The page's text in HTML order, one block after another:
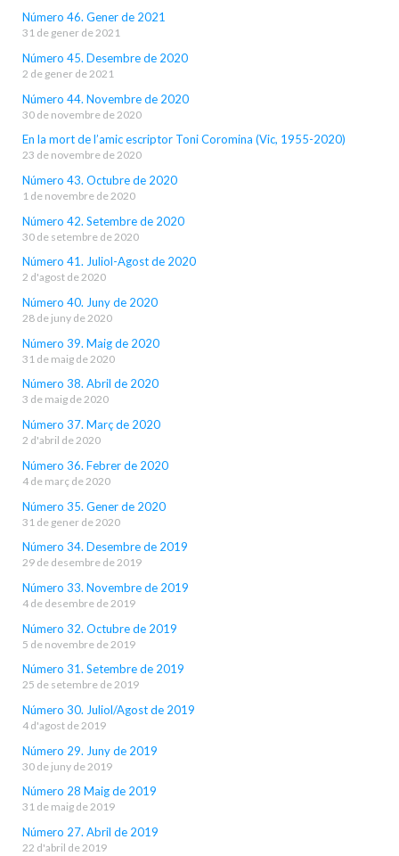
Número 46. Gener de 2021
31 de gener de 2021
Número 45. Desembre de 2020
2 de gener de 2021
Número 44. Novembre de 2020
30 de novembre de 2020
En la mort de l’amic escriptor Toni Coromina (Vic, 1955-2020)
23 de novembre de 2020
Número 43. Octubre de 2020
1 de novembre de 2020
Número 42. Setembre de 2020
30 de setembre de 2020
Número 41. Juliol-Agost de 2020
2 d'agost de 2020
Número 40. Juny de 2020
28 de juny de 2020
Número 39. Maig de 2020
31 de maig de 2020
Número 38. Abril de 2020
3 de maig de 2020
Número 37. Març de 2020
2 d'abril de 2020
Número 36. Febrer de 2020
4 de març de 2020
Número 35. Gener de 2020
31 de gener de 2020
Número 34. Desembre de 2019
29 de desembre de 2019
Número 33. Novembre de 2019
4 de desembre de 2019
Número 32. Octubre de 2019
5 de novembre de 2019
Número 31. Setembre de 2019
25 de setembre de 2019
Número 30. Juliol/Agost de 2019
4 d'agost de 2019
Número 29. Juny de 2019
30 de juny de 2019
Número 28 Maig de 2019
31 de maig de 2019
Número 27. Abril de 2019
22 d'abril de 2019